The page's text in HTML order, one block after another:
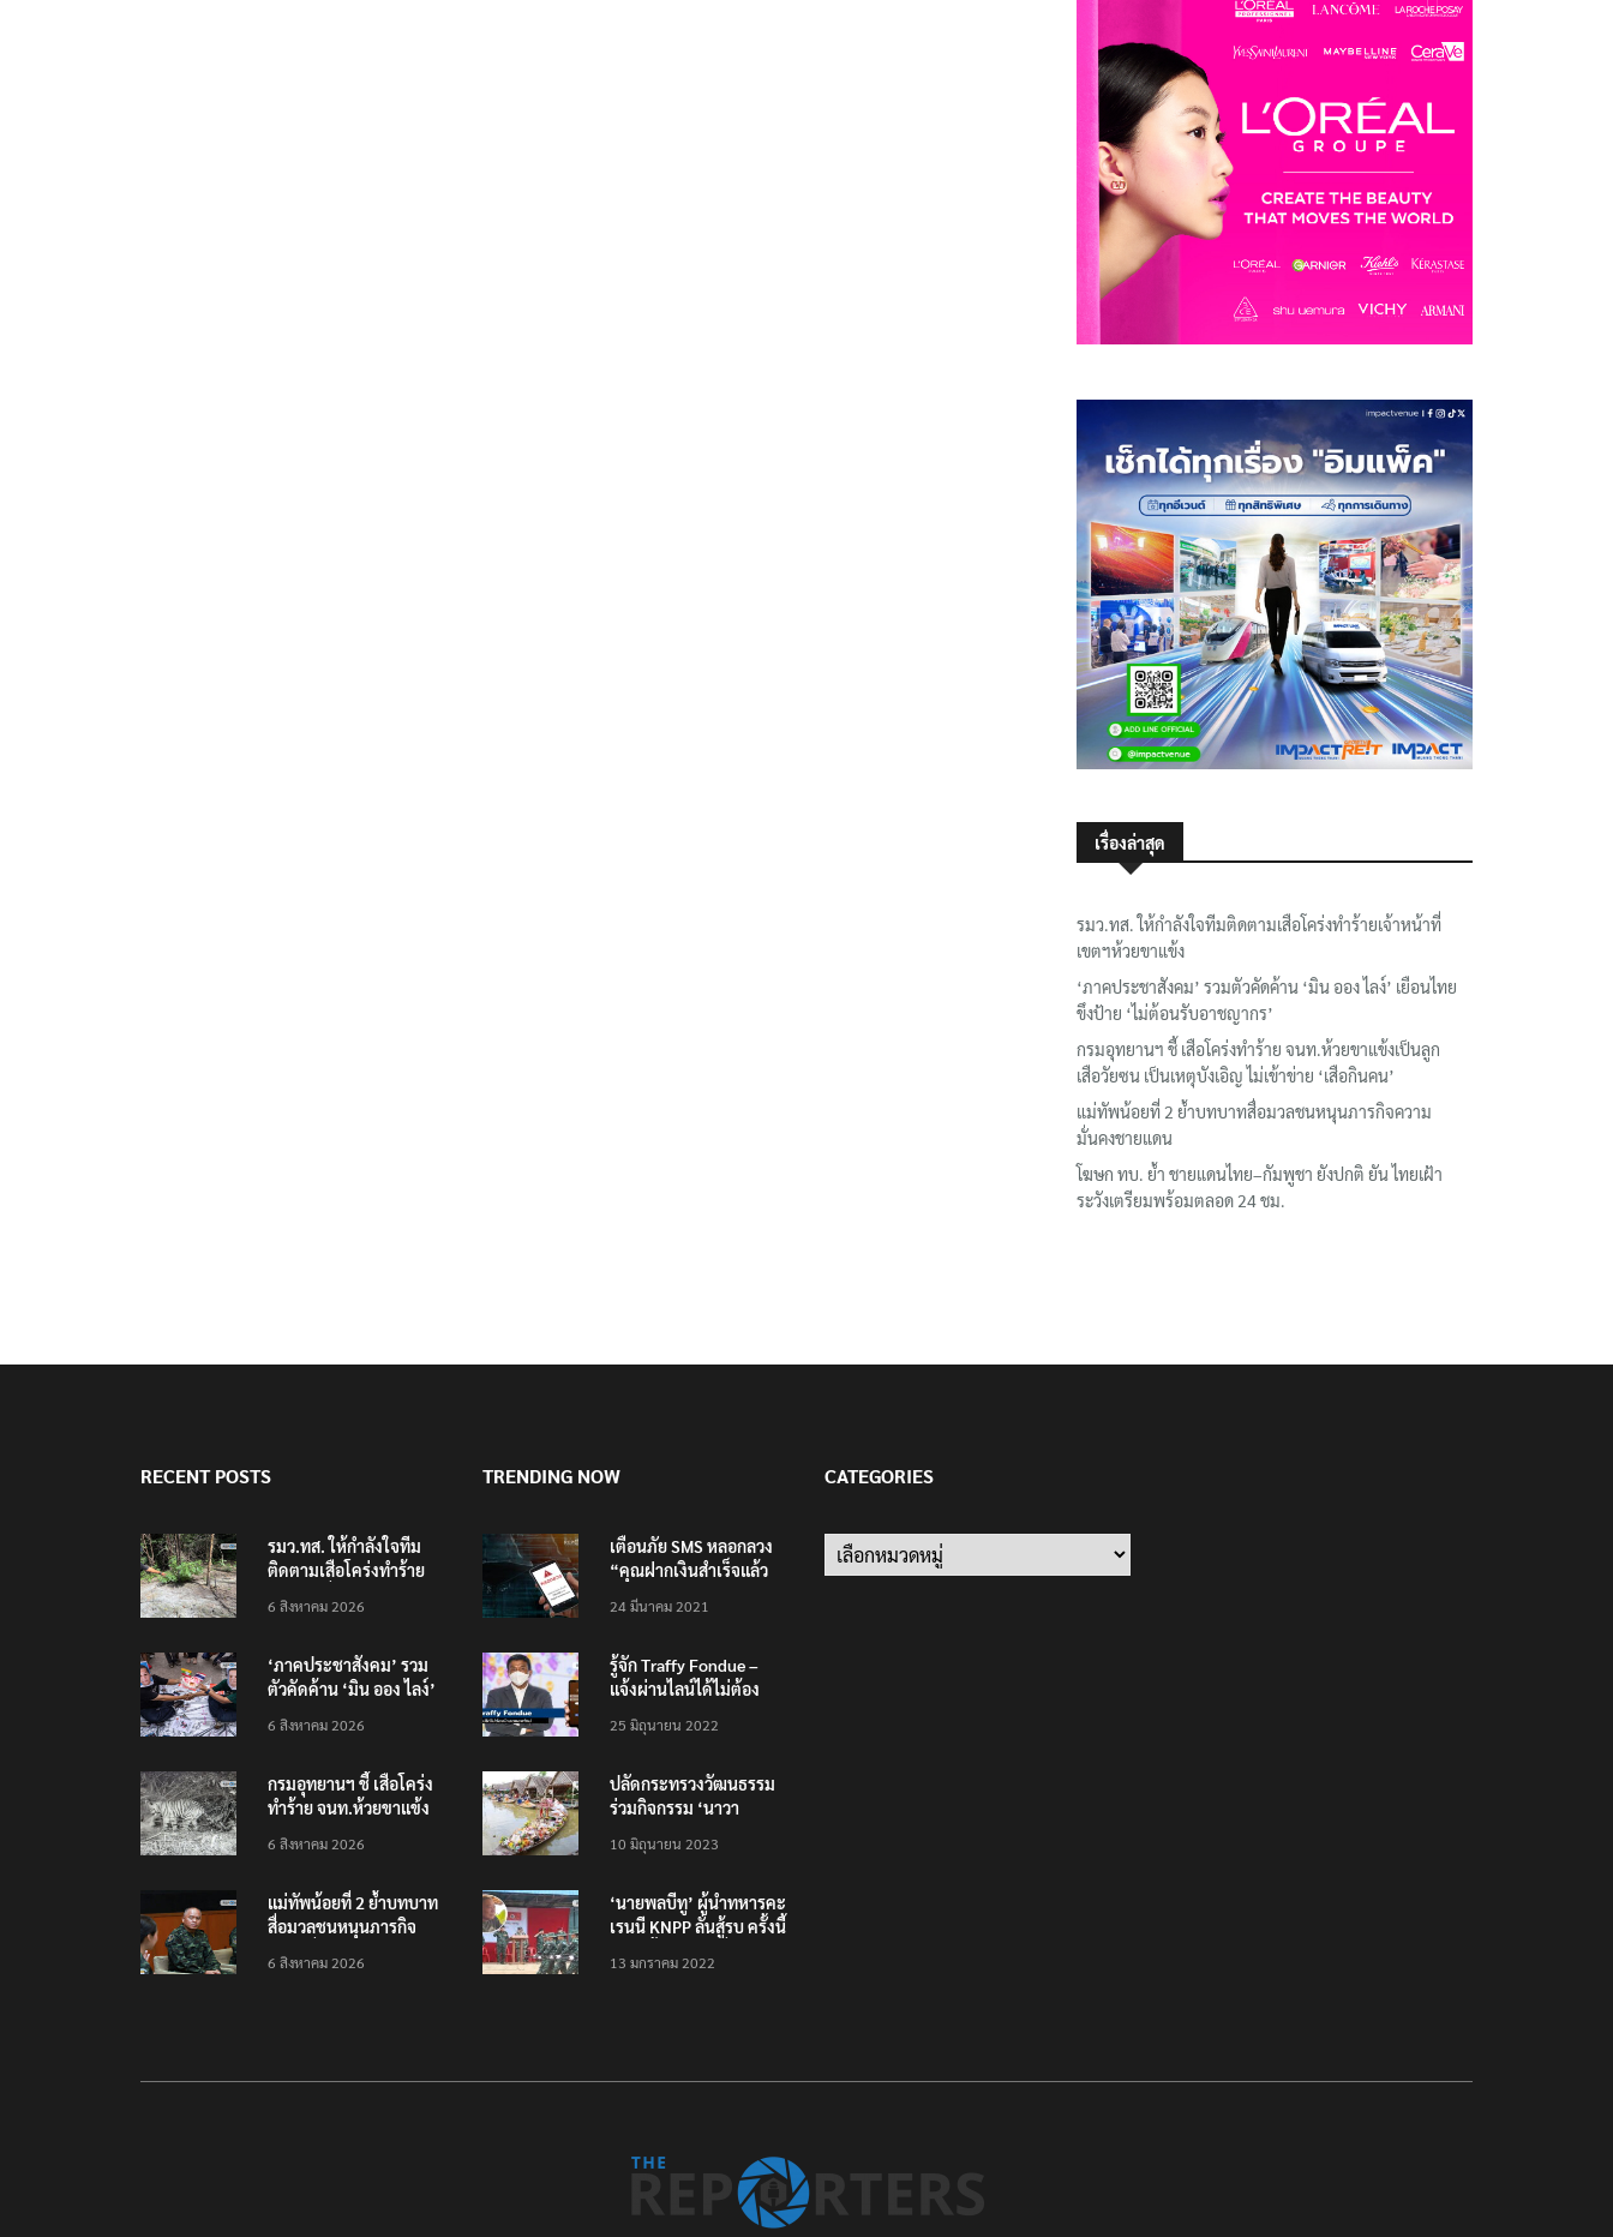
เรื่องล่าสุด
รมว.ทส. ให้กำลังใจทีมติดตามเสือโคร่งทำร้ายเจ้าหน้าที่
เขตฯห้วยขาแข้ง
‘ภาคประชาสังคม’ รวมตัวคัดค้าน ‘มิน ออง ไลง์’ เยือนไทย
ขึงป้าย ‘ไม่ต้อนรับอาชญากร’
กรมอุทยานฯ ชี้ เสือโคร่งทำร้าย จนท.ห้วยขาแข้งเป็นลูก
เสือวัยซน เป็นเหตุบังเอิญ ไม่เข้าข่าย ‘เสือกินคน’
แม่ทัพน้อยที่ 2 ย้ำบทบาทสื่อมวลชนหนุนภารกิจความ
มั่นคงชายแดน
โฆษก ทบ. ย้ำ ชายแดนไทย–กัมพูชา ยังปกติ ยัน ไทยเฝ้า
ระวังเตรียมพร้อมตลอด 24 ชม.
RECENT POSTS
รมว.ทส. ให้กำลังใจทีม
ติดตามเสือโคร่งทำร้าย
6 สิงหาคม 2026
‘ภาคประชาสังคม’ รวม
ตัวคัดค้าน ‘มิน ออง ไลง์’
ต้อนรับอาชญากร’
6 สิงหาคม 2026
กรมอุทยานฯ ชี้ เสือโคร่ง
ทำร้าย จนท.ห้วยขาแข้ง
บังเอิญ ไม่เข้าข่าย ‘เสือ
6 สิงหาคม 2026
แม่ทัพน้อยที่ 2 ย้ำบทบาท
สื่อมวลชนหนุนภารกิจ
6 สิงหาคม 2026
TRENDING NOW
เตือนภัย SMS หลอกลวง
“คุณฝากเงินสำเร็จแล้ว
200,000 บาท”
24 มีนาคม 2021
รู้จัก Traffy Fondue –
แจ้งผ่านไลน์ได้ไม่ต้อง
ทั่วไทย ไม่ใช่แค่ในกรุง
25 มิถุนายน 2022
ปลัดกระทรวงวัฒนธรรม
ร่วมกิจกรรม ‘นาวา
ตักบาตรทางน้ำ
10 มิถุนายน 2023
‘นายพลบีทู’ ผู้นำทหารคะ
เรนนี KNPP ลั่นสู้รบ ครั้งนี้
ประชาชนต้องชนะ
13 มกราคม 2022
CATEGORIES
Categories